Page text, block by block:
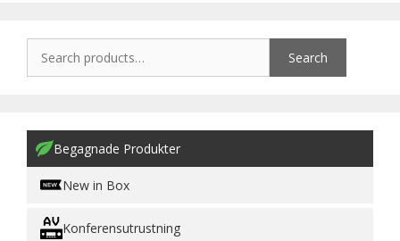
Search
Begagnade Produkter
New in Box
Konferensutrustning